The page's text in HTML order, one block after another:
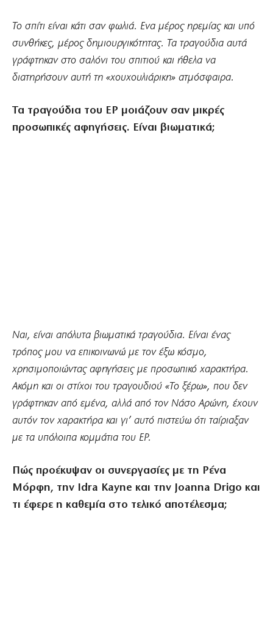
Το σπίτι είναι κάτι σαν φωλιά. Ενα μέρος ηρεμίας και υπό
συνθήκες, μέρος δημιουργικότητας. Τα τραγούδια αυτά
γράφτηκαν στο σαλόνι του σπιτιού και ήθελα να
διατηρήσουν αυτή τη «χουχουλιάρικη» ατμόσφαιρα.
Τα τραγούδια του EP μοιάζουν σαν μικρές
προσωπικές αφηγήσεις. Είναι βιωματικά;
Ναι, είναι απόλυτα βιωματικά τραγούδια. Είναι ένας
τρόπος μου να επικοινωνώ με τον έξω κόσμο,
χρησιμοποιώντας αφηγήσεις με προσωπικό χαρακτήρα.
Ακόμη και οι στίχοι του τραγουδιού «Το ξέρω», που δεν
γράφτηκαν από εμένα, αλλά από τον Νάσο Αρώνη, έχουν
αυτόν τον χαρακτήρα και γι’ αυτό πιστεύω ότι ταίριαξαν
με τα υπόλοιπα κομμάτια του EP.
Πώς προέκυψαν οι συνεργασίες με τη Ρένα
Μόρφη, την Idra Kayne και την Joanna Drigo και
τι έφερε η καθεμία στο τελικό αποτέλεσμα;